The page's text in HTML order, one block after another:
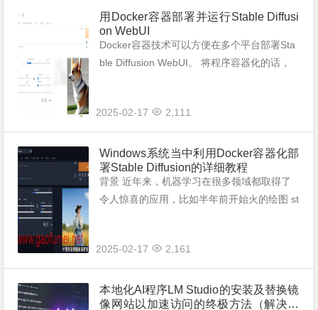
用Docker容器部署并运行Stable Diffusi
on WebUI
Docker容器技术可以方便在多个平台部署Sta
ble Diffusion WebUI。 将程序容器化的话，
2025-02-17
2,111
Windows系统当中利用Docker容器化部
署Stable Diffusion的详细教程
背景 近年来，机器学习在很多领域都取得了
令人惊喜的应用，比如半年前开始火的绘图 st
苦...
2025-02-17 2,161
本地化AI程序LM Studio的安装及替换镜
像网站以加速访问的终极方法（解决无